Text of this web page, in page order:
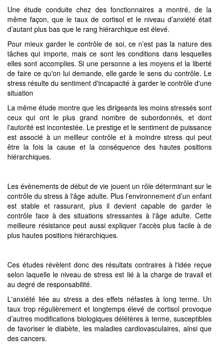
Une étude conduite chez des fonctionnaires a montré, de la
même façon, que le taux de cortisol et le niveau d’anxiété était
d’autant plus bas que le rang hiérarchique est élevé.
Pour mieux garder le contrôle de soi, ce n’est pas la nature des
tâches qui importe, mais ce sont les conditions dans lesquelles
elles sont accomplies. Si une personne a les moyens et la liberté
de faire ce qu'on lui demande, elle garde le sens du contrôle. Le
stress résulte du sentiment d'incapacité à garder le contrôle d'une
situation
La même étude montre que les dirigeants les moins stressés sont
ceux qui ont le plus grand nombre de subordonnés, et dont
l'autorité est incontestée. Le prestige et le sentiment de puissance
est associé à un meilleur contrôle et à moindre stress qui peut
être la fois la cause et la conséquence des hautes positions
hiérarchiques.
Les évènements de début de vie jouent un rôle déterminant sur le
contrôle du stress à l'âge adulte. Plus l’environnement d’un enfant
est stable et rassurant, plus il devient capable de garder le
contrôle face à des situations stressantes à l'âge adulte. Cette
meilleure résistance peut aussi expliquer l'accès plus facile à de
plus hautes positions hiérarchiques.
Ces études révèlent donc des résultats contraires à l'idée reçue
selon laquelle le niveau de stress est lié à la charge de travail et
au degré de responsabilité.
L'anxiété liée au stress a des effets néfastes à long terme. Un
taux trop régulièrement et longtemps élevé de cortisol provoque
d’autres modifications biologiques délétères à terme, susceptibles
de favoriser le diabète, les maladies cardiovasculaires, ainsi que
des cancers.